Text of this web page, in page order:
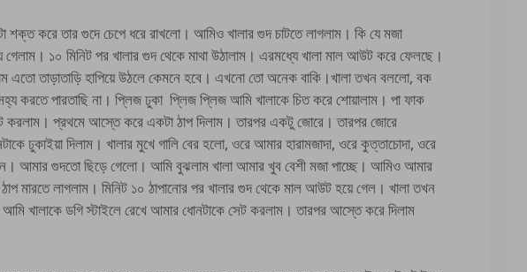
শক্ত করে তার গুদে চেপে ধরে রাখলো। আমিও খালার গুদ চাটতে লাগলাম। কি যে মজা
১০ মিনিট পর খালার গুদ থেকে মাথা উঠালাম। এরমধ্যে খালা মাল আউট করে ফেলছে।
এতো তাড়াতাড়ি হাপিয়ে উঠলে কেমনে হবে। এখনো তো অনেক বাকি।খালা তখন বললো, বক
করতে পারতাছি না। প্লিজ ঢুকা প্লিজ প্লিজ আমি খালাকে চিত করে শোয়ালাম। পা ফাক
করলাম। প্রথমে আস্তে করে একটা ঠাপ দিলাম। তারপর একটু জোরে। তারপর জোরে
ঢুকাইয়া দিলাম। খালার মুখে গালি বের হলো, ওরে আমার হারামজাদা, ওরে কুত্তাচোদা, ওরে
আমার গুদতো ছিড়ে গেলো। আমি বুঝলাম খালা আমার খুব বেশী মজা পাচ্ছে। আমিও আমার
ঠাপ মারতে লাগলাম। মিনিট ১০ ঠাপানোর পর খালার গুদ থেকে মাল আউট হয়ে গেল। খালা তখন
খালাকে ডগি স্টাইলে রেখে আমার ধোনটাকে সেট করলাম। তারপর আস্তে করে দিলাম